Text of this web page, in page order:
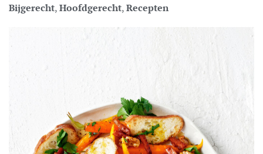
Bijgerecht,Hoofdgerecht,Recepten